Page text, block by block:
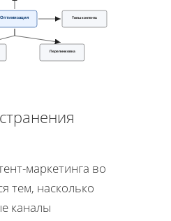
Оптимизация Типы контента
Перелинковка
маркетинга во
тем, насколько
каналы